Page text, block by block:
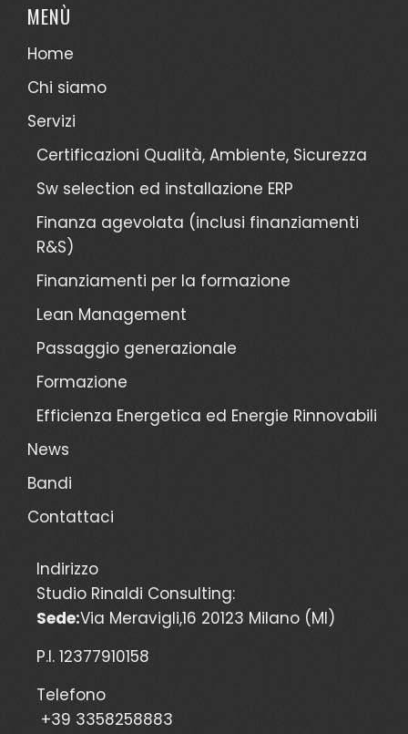
MENÙ
Home
Chi siamo
Servizi
Certificazioni Qualità, Ambiente, Sicurezza
Sw selection ed installazione ERP
Finanza agevolata (inclusi finanziamenti
R&S)
Finanziamenti per la formazione
Lean Management
Passaggio generazionale
Formazione
Efficienza Energetica ed Energie Rinnovabili
News
Bandi
Contattaci
Indirizzo
Studio Rinaldi Consulting:
Sede:Via Meravigli,16 20123 Milano (MI)
P.I. 12377910158
Telefono
+39 3358258883